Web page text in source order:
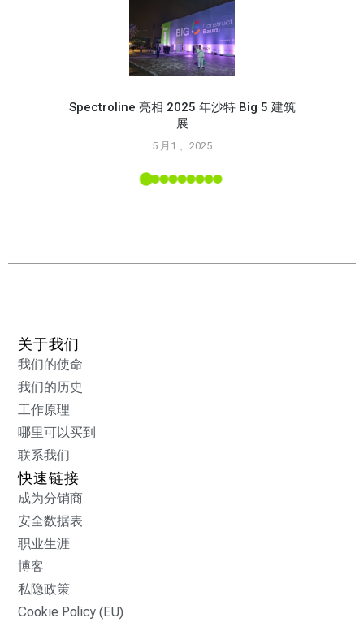
Spectroline 亮相 2025 年沙特 Big 5 建筑
展
5 月1 、2025
关于我们
我们的使命
我们的历史
工作原理
哪里可以买到
联系我们
快速链接
成为分销商
安全数据表
职业生涯
博客
私隐政策
Cookie Policy (EU)